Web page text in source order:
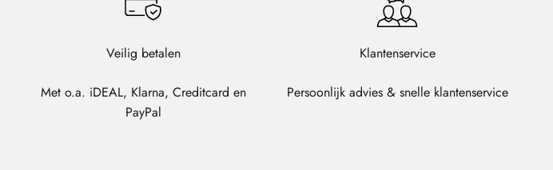
Veilig betalen
Met o.a. iDEAL, Klarna, Creditcard en
PayPal
Klantenservice
Persoonlijk advies & snelle klantenservice